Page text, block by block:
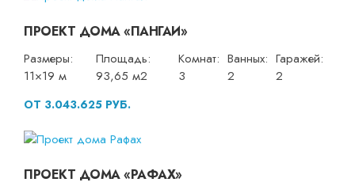
ПРОЕКТ ДОМА «ПАНГАИ»
Размеры:
11×19 м
Площадь:
93,65 м2
Комнат:
3
Ванных:
2
Гаражей:
2
ОТ 3.043.625 РУБ.
ПРОЕКТ ДОМА «РАФАХ»